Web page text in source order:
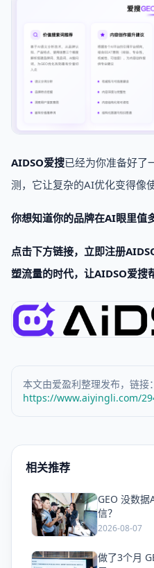
AIDSO爱搜已经为你准备好了
测，它让复杂的AI优化变得像
你想知道你的品牌在AI眼里值
点击下方链接，立即注册
塑流量的时代，让AIDSO爱搜
本文由爱盈利整理发布，链接：
https://www.aiyingli.com/
相关推荐
爱
GEO 没数
信？
2026-08-07
爱
做了3个月